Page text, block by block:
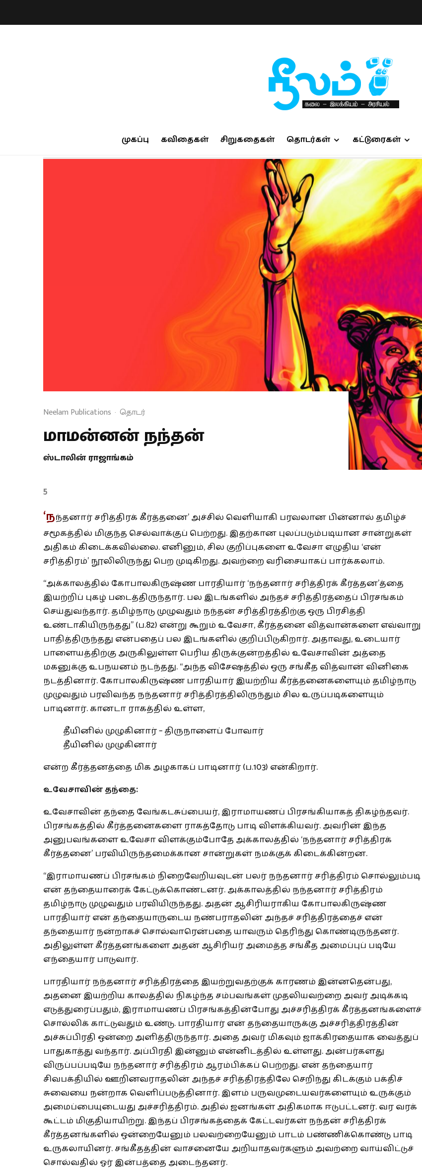
முகப்பு கவிதைகள் சிறுகதைகள் தொடர்கள் கட்டுரைகள்
Neelam Publications · தொடர்
மாமன்னன் நந்தன்
ஸ்டாலின் ராஜாங்கம்
5
‘நந்தனார் சரித்திரக் கீர்த்தனை’ அச்சில் வெளியாகி பரவலான பின்னால் தமிழ்ச்
சமூகத்தில் மிகுந்த செல்வாக்குப் பெற்றது. இதற்கான புலப்படும்படியான சான்றுகள்
அதிகம் கிடைக்கவில்லை. எனினும், சில குறிப்புகளை உவேசா எழுதிய ‘என்
சரித்திரம்’ நூலிலிருந்து பெற முடிகிறது. அவற்றை வரிசையாகப் பார்க்கலாம்.
“அக்காலத்தில் கோபாலகிருஷ்ண பாரதியார் ‘நந்தனார் சரித்திரக் கீர்த்தன’த்தை
இயற்றிப் புகழ் படைத்திருந்தார். பல இடங்களில் அந்தச் சரித்திரத்தைப் பிரசங்கம்
செய்துவந்தார். தமிழ்நாடு முழுவதும் நந்தன் சரித்திரத்திற்கு ஒரு பிரசித்தி
உண்டாகியிருந்தது” (ப.82) என்று கூறும் உவேசா, கீர்த்தனை வித்வான்களை எவ்வாறு
பாதித்திருந்தது என்பதைப் பல இடங்களில் குறிப்பிடுகிறார். அதாவது, உடையார்
பாளையத்திற்கு அருகிலுள்ள பெரிய திருக்குன்றத்தில் உவேசாவின் அத்தை
மகனுக்கு உபநயனம் நடந்தது. “அந்த விசேஷத்தில் ஒரு சங்கீத வித்வான் வினிகை
நடத்தினார். கோபாலகிருஷ்ண பாரதியார் இயற்றிய கீர்த்தனைகளையும் தமிழ்நாடு
முழுவதும் பரவிவந்த நந்தனார் சரித்திரத்திலிருந்தும் சில உருப்படிகளையும்
பாடினார். கானடா ராகத்தில் உள்ள,
தீயினில் முழுகினார் – திருநாளைப் போவார்
தீயினில் முழுகினார்
என்ற கீர்த்தனத்தை மிக அழகாகப் பாடினார் (ப.103) என்கிறார்.
உவேசாவின் தந்தை:
உவேசாவின் தந்தை வேங்கடசுப்பையர், இராமாயணப் பிரசங்கியாகத் திகழ்ந்தவர்.
பிரசங்கத்தில் கீர்த்தனைகளை ராகத்தோடு பாடி விளக்கியவர். அவரின் இந்த
அனுபவங்களை உவேசா விளக்கும்போதே அக்காலத்தில் ‘நந்தனார் சரித்திரக்
கீர்த்தனை’ பரவியிருந்தமைக்கான சான்றுகள் நமக்குக் கிடைக்கின்றன.
“இராமாயணப் பிரசங்கம் நிறைவேறியவுடன் பலர் நந்தனார் சரித்திரம் சொல்லும்படி
என் தந்தையாரைக் கேட்டுக்கொண்டனர். அக்காலத்தில் நந்தனார் சரித்திரம்
தமிழ்நாடு முழுவதும் பரவியிருந்தது. அதன் ஆசிரியராகிய கோபாலகிருஷ்ண
பாரதியார் என் தந்தையாருடைய நண்பராதலின் அந்தச் சரித்திரத்தைச் என்
தந்தையார் நன்றாகச் சொல்வாரென்பதை யாவரும் தெரிந்து கொண்டிருந்தனர்.
அதிலுள்ள கீர்த்தனங்களை அதன் ஆசிரியர் அமைத்த சங்கீத அமைப்புப் படியே
எந்தையார் பாடுவார்.
பாரதியார் நந்தனார் சரித்திரத்தை இயற்றுவதற்குக் காரணம் இன்னதென்பது,
அதனை இயற்றிய காலத்தில் நிகழ்ந்த சம்பவங்கள் முதலியவற்றை அவர் அடிக்கடி
எடுத்துரைப்பதும், இராமாயணப் பிரசங்கத்தின்போது அச்சரித்திரக் கீர்த்தனங்களைச்
சொல்லிக் காட்டுவதும் உண்டு. பாரதியார் என் தந்தையாருக்கு அச்சரித்திரத்தின்
அச்சுப்பிரதி ஒன்றை அளித்திருந்தார். அதை அவர் மிகவும் ஜாக்கிரதையாக வைத்துப்
பாதுகாத்து வந்தார். அப்பிரதி இன்னும் என்னிடத்தில் உள்ளது. அன்பர்களது
விருப்பப்படியே நந்தனார் சரித்திரம் ஆரம்பிக்கப் பெற்றது. என் தந்தையார்
சிவபக்தியில் ஊறினவராதலின் அந்தச் சரித்திரத்திலே செறிந்து கிடக்கும் பக்திச்
சுவையை நன்றாக வெளிப்படுத்தினார். இளம் பருவமுடையவர்களையும் உருக்கும்
அமைப்பையுடையது அச்சரித்திரம். அதில் ஜனங்கள் அதிகமாக ஈடுபட்டனர். வர வரக்
கூட்டம் மிகுதியாயிற்று. இந்தப் பிரசங்கத்தைக் கேட்டவர்கள் நந்தன் சரித்திரக்
கீர்த்தனங்களில் ஒன்றையேனும் பலவற்றையேனும் பாடம் பண்ணிக்கொண்டு பாடி
உருகலாயினர். சங்கீதத்தின் வாசனையே அறியாதவர்களும் அவற்றை வாய்விட்டுச்
சொல்வதில் ஓர் இன்பத்தை அடைந்தனர்.